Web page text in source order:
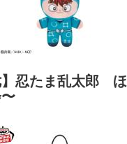
】忍たま乱太郎